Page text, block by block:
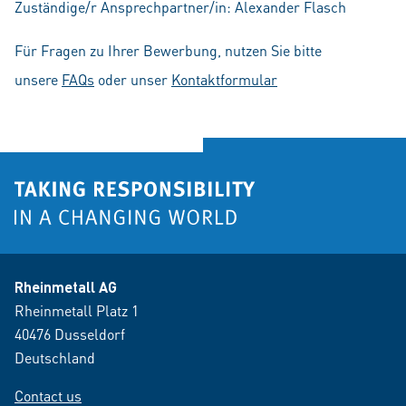
Zuständige/r Ansprechpartner/in: Alexander Flasch
Für Fragen zu Ihrer Bewerbung, nutzen Sie bitte
unsere FAQs oder unser Kontaktformular
Rheinmetall AG
Rheinmetall Platz 1
40476 Dusseldorf
Deutschland
Contact us